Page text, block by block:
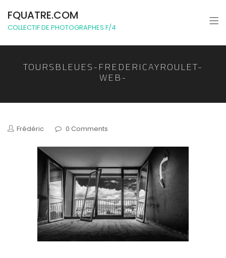
FQUATRE.COM
COLLECTIF DE PHOTOGRAPHES F/4
TOURSBLEUES-FREDERICAYROULET-
WEB-
Frédéric 0 Comments